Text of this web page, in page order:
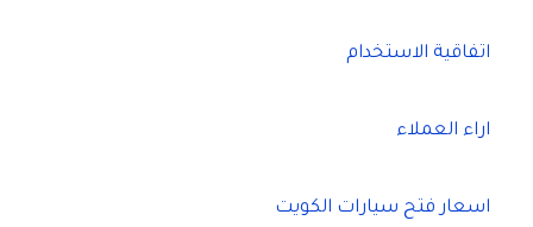
اتفاقية الاستخدام
اراء العملاء
اسعار فتح سيارات الكويت